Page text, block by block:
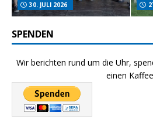
30. JULI 2026
SPENDEN
Wir berichten rund um die Uhr,
einen